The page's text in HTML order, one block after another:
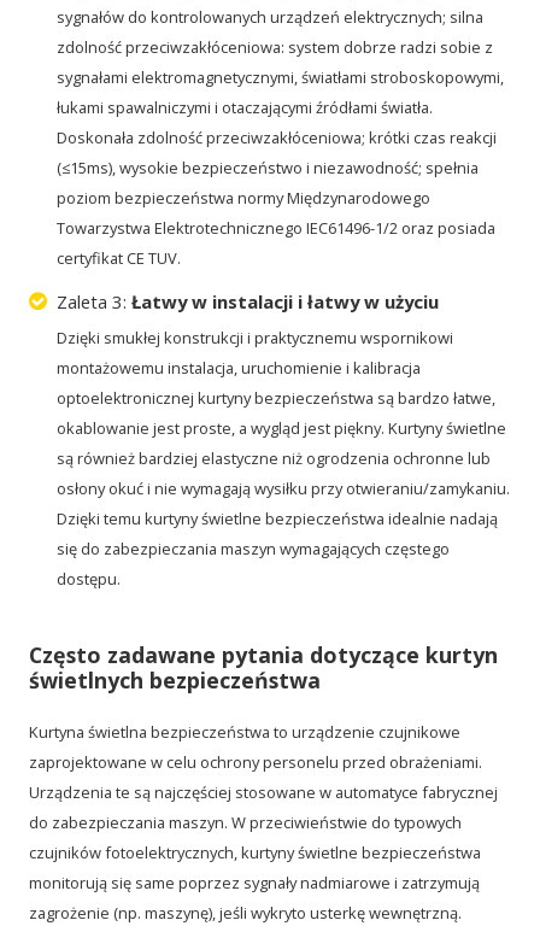
sygnałów do kontrolowanych urządzeń elektrycznych; silna
zdolność przeciwzakłóceniowa: system dobrze radzi sobie z
sygnałami elektromagnetycznymi, światłami stroboskopowymi,
łukami spawalniczymi i otaczającymi źródłami światła.
Doskonała zdolność przeciwzakłóceniowa; krótki czas reakcji
(≤15ms), wysokie bezpieczeństwo i niezawodność; spełnia
poziom bezpieczeństwa normy Międzynarodowego
Towarzystwa Elektrotechnicznego IEC61496-1/2 oraz posiada
certyfikat CE TUV.
Zaleta 3: Łatwy w instalacji i łatwy w użyciu
Dzięki smukłej konstrukcji i praktycznemu wspornikowi
montażowemu instalacja, uruchomienie i kalibracja
optoelektronicznej kurtyny bezpieczeństwa są bardzo łatwe,
okablowanie jest proste, a wygląd jest piękny. Kurtyny świetlne
są również bardziej elastyczne niż ogrodzenia ochronne lub
osłony okuć i nie wymagają wysiłku przy otwieraniu/zamykaniu.
Dzięki temu kurtyny świetlne bezpieczeństwa idealnie nadają
się do zabezpieczania maszyn wymagających częstego
dostępu.
Często zadawane pytania dotyczące kurtyn
świetlnych bezpieczeństwa
Kurtyna świetlna bezpieczeństwa to urządzenie czujnikowe
zaprojektowane w celu ochrony personelu przed obrażeniami.
Urządzenia te są najczęściej stosowane w automatyce fabrycznej
do zabezpieczania maszyn. W przeciwieństwie do typowych
czujników fotoelektrycznych, kurtyny świetlne bezpieczeństwa
monitorują się same poprzez sygnały nadmiarowe i zatrzymują
zagrożenie (np. maszynę), jeśli wykryto usterkę wewnętrzną.